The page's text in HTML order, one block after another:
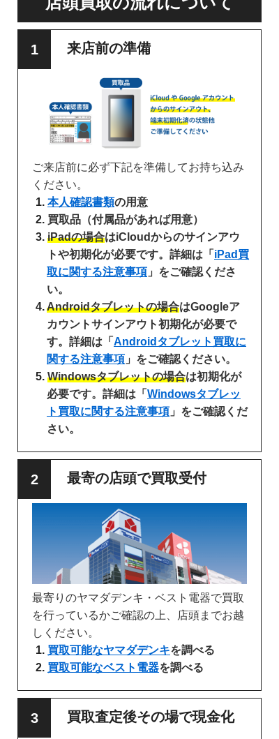
来店前の準備
ご来店前に必ず下記を準備してお持ち込み
ください。
本人確認書類の用意
買取品（付属品があれば用意）
iPadの場合はiCloudからのサインアウ
トや初期化が必要です。詳細は「 iPad買
取に関する注意事項 」をご確認くださ
い。
Androidタブレットの場合はGoogleア
カウントサインアウト初期化が必要で
す。詳細は「 Androidタブレット買取に
関する注意事項 」をご確認ください。
Windowsタブレットの場合は初期化が
必要です。詳細は「 Windowsタブレッ
ト買取に関する注意事項 」をご確認くだ
さい。
最寄の店頭で買取受付
最寄りのヤマダデンキ・ベスト電器で買取
を行っているかご確認の上、店頭までお越
しください。
買取可能なヤマダデンキを調べる
買取可能なベスト電器を調べる
買取査定後その場で現金化